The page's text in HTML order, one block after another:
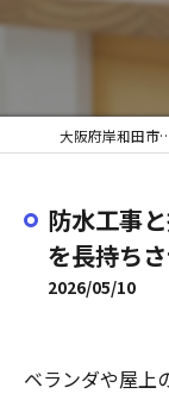
大阪府岸和田市の防
防水工事
を長持ち
2026/05/10
ベランダや屋上